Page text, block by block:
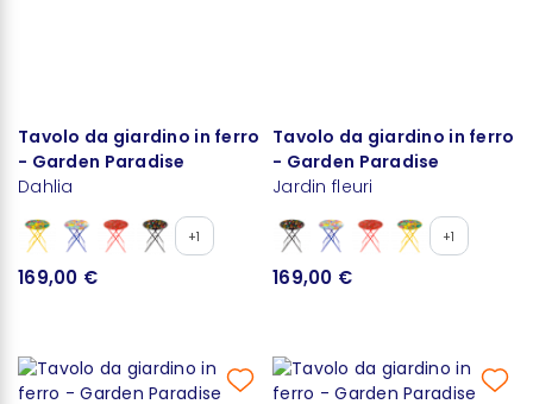
Tavolo da giardino in ferro
- Garden Paradise
Dahlia
+1
169,00 €
Tavolo da giardino in ferro
- Garden Paradise
Jardin fleuri
+1
169,00 €